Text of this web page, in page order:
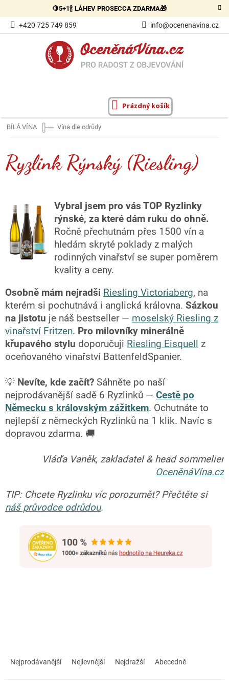
obsah
🍋5+1🍾 LÁHEV PROSECCA ZDARMA🎁
+420 725 749 859 info@ocenenavina.cz
NÁKUPNÍ
Prázdný košík
BÍLÁ VÍNA Vína dle odrůdy
Ryzlink Rýnský (Riesling)
Vybral jsem pro vás TOP Ryzlinky
rýnské, za které dám ruku do ohně.
Ročně přechutnám přes 1500 vín a
hledám skryté poklady z malých
rodinných vinařství se super poměrem
kvality a ceny.
Osobně mám nejradši Riesling Victoriaberg, na
kterém si pochutnává i anglická královna. Sázkou
na jistotu je náš bestseller — moselský Riesling z
vinařství Fritzen. Pro milovníky minerálně
křupavého stylu doporučuji Riesling Eisquell
z
oceňovaného vinařství BattenfeldSpanier.
💡 Nevíte, kde začít? Sáhněte po naší
nejprodávanější sadě 6 Ryzlinků — Cestě po
Německu s královským zážitkem. Ochutnáte to
nejlepší z německých Ryzlinků na 1 klik. Navíc s
dopravou zdarma. 🚚
Vláďa Vaněk, zakladatel & head sommelier
OceněnáVína.cz
TIP: Chcete Ryzlinku víc porozumět? Přečtěte si
náš průvodce odrůdou.
Nejprodávanější Nejlevnější Nejdražší Abecedně